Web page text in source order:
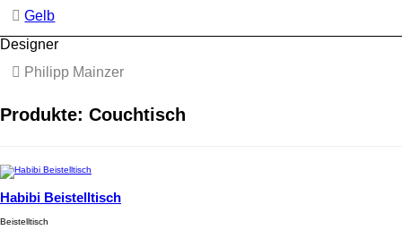
Gelb
Designer
Philipp Mainzer
Produkte: Couchtisch
Habibi Beistelltisch
Beistelltisch